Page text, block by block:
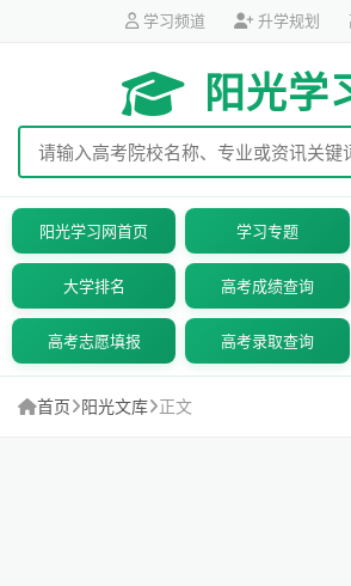
学习频道 升学规划
阳光学
阳光学习网首页 学习专题
大学排名 高考成绩查询
高考志愿填报 高考录取查询
首页 阳光文库 正文